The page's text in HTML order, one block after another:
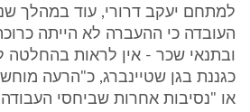
למתחם יעקב דרורי, עוד במהלך
העובדה כי ההעברה לא הייתה
ובתנאי שכר - אין לראות
כגננת בגן שטיינברג, כ"הרעה
או "נסיבות אחרות שביחסי